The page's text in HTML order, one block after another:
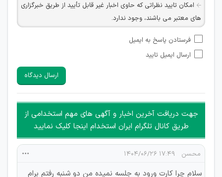
امکان تایید نظراتی که حاوی اخبار غیر قابل تأیید از طریق خبرگزاری
های معتبر می باشند، وجود ندارد.
شبکه های مجازی ارتباطی می باشند وجود ندارد.
امکان تأیید نظرات کاربرانی که به هر طریقی قصد مأیوس کردن
هرگونه تحریک، تحقیر و کنایه به سایر افراد (مسئول و غیر مسئول)
غیر مجاز می باشد.
امکان هماهنگی برای هرگونه ملاقات حضوری چه به صورت دسته
جمعی و چه فردی توسط کاربران سایت وجود ندارد.
فرستادن پاسخ به ایمیل
ارسال ایمیل تایید
ارسال دیدگاه
جهت دریافت آخرین اخبار و آگهی های مهم استخدامی از
طریق کانال تلگرام ایران استخدام اینجا کلیک نمایید
محسن ۱۷:۴۹ ۱۴۰۴/۰۶/۲۶
سلام چرا کارت ورود به جلسه نمیده من دو شنبه رفتم برام